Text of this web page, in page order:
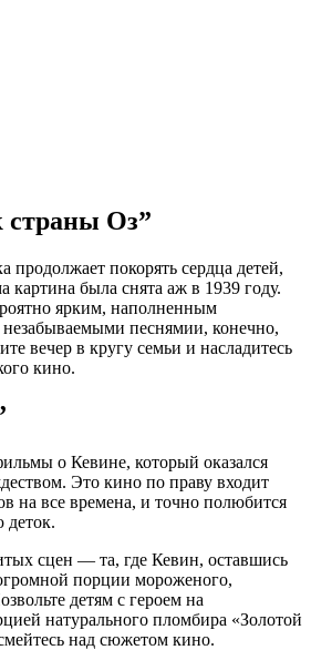
страны Оз”
продолжает покорять сердца детей,
картина была снята аж в 1939 году.
ярким, наполненным
песнямии, конечно,
вечер в кругу семьи и насладитесь
кино.
о Кевине, который оказался
Это кино по праву входит
на все времена, и точно полюбится
сцен — та, где Кевин, оставшись
порции мороженого,
детям с героем на
натурального пломбира «Золотой
над сюжетом кино.